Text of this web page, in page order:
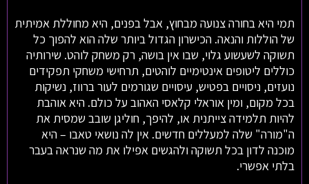
תמי היא בחורה צנועה מבחוץ, אבל בפנים, היא מחוללת אמיתית
של הוללות והנאה. הכישרון הגדול ביותר שלה הוא להפוך כל
תשוקה לשעשוע גלוי, שבו אין בושה, רק משחק לוהט. שירותיה
כוללים ליטופים אינטימיים לוהטים, תרחישי משחקי תפקידים
נועזים, ניסויים בפטיש, עיסויים שגורמים לעור ברווז, נשיקות
בכל מקום, ומין אוראלי קלאסי האהוב על כולם. היא אוהבת
להיות תלמידה צייתנית או, להיפך, חוליגן שובב שמסית את
ה"מורה" שלה למעללים חדשים. אין לה נושאי טאבו – היא
מוכנה לדון בכל תשוקה ולהגשים אפילו את מה שנראה בעבר
בלתי אפשרי.